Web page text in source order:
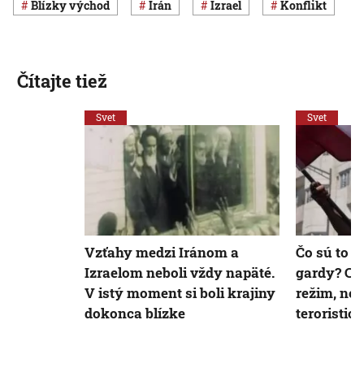
Blízky východ Irán Izrael konflikt
Čítajte tiež
Svet
Vzťahy medzi Iránom a
Izraelom neboli vždy napäté.
V istý moment si boli krajiny
dokonca blízke
Svet
Čo sú to
gardy?
režim, no